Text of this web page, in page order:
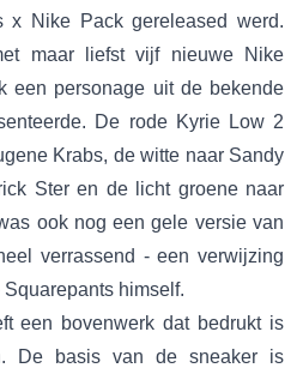
x Nike Pack gereleased werd.
maar liefst vijf nieuwe Nike
een personage uit de bekende
De rode Kyrie Low 2
Krabs, de witte naar Sandy
Ster en de licht groene naar
ook nog een gele versie van
verrassend - een verwijzing
himself.
een bovenwerk dat bedrukt is
De basis van de sneaker is